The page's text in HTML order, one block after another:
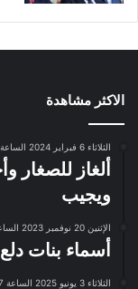
الاكثر مشاهدة
الثلاثاء 6 فبراير 2024 الساعة 3:31 ص
ألغاز للصغار
ويجيب
الإثنين 20 نوفمبر 2023 الساعة 4:43 ص
أسماء بنات دلع
الثلاثاء 3 يونيو 2025 الساعة 5:27 ص